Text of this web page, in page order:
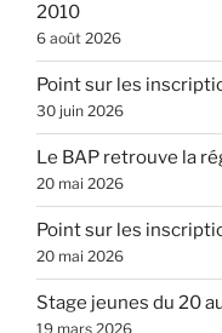
2010
6 août 2026
Point sur les
30 juin 2026
Le BAP retrouve la
20 mai 2026
Point sur les
20 mai 2026
Stage jeunes du 20
19 mars 2026